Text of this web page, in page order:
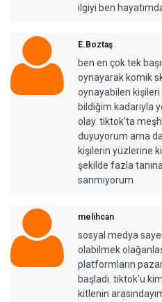
ilgiyi ben
E.Boztaş
ben en çok tek
oynayarak komik
oynayabilen
bildiğim kadarıyla
olay. tiktok'ta
duyuyorum ama
kişilerin yüzlerine
şekilde fazla
sanmıyorum
melihcan
sosyal medya
olabilmek
platformların
başladı. tiktok'u
kitlenin